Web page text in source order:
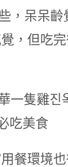
，呆呆齡
，但吃
餐環境